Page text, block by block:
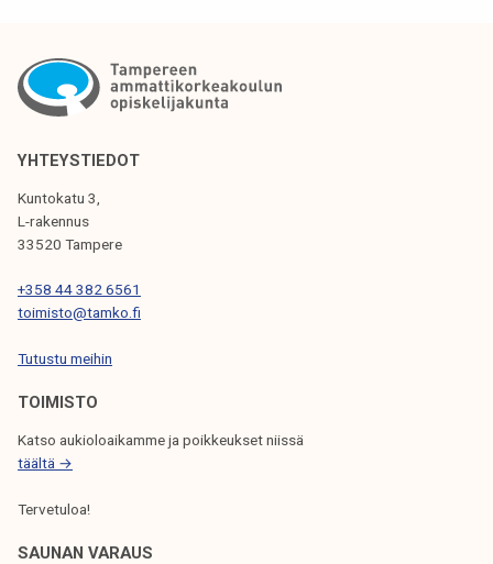
K
K
E
L
I
E
N
S
E
L
A
U
S
YHTEYSTIEDOT
Kuntokatu 3,
L-rakennus
33520 Tampere
+358 44 382 6561
toimisto@tamko.fi
Tutustu meihin
TOIMISTO
Katso aukioloaikamme ja poikkeukset niissä
täältä →
Tervetuloa!
SAUNAN VARAUS